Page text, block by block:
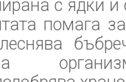
с ядки
помага